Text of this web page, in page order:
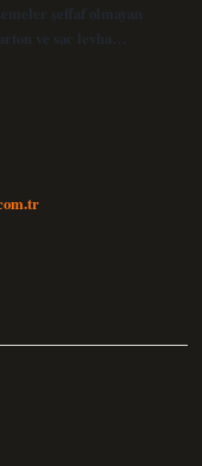
şeffaf olmayan
ve sac levha…